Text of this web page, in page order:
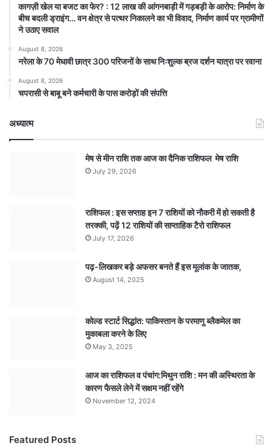
कागज़ी खेल या बजट का फेर? : 12 लाख की आंगनबाड़ी में गड़बड़ी के आरोप: निर्माण के
बीच बदली ड्राइंग… वन क्षेत्र से पत्थर निकालने का भी विवाद, निर्माण कार्य पर ग्रामीणों
ने उठाए सवाल
August 8, 2026
नरेला के 70 मेधावी छात्र 300 परिजनों के साथ निःशुल्क ब्रज दर्शन यात्रा पर रवाना
August 8, 2026
चपरासी से बाबू बने कर्मचारी के पास करोड़ों की संपत्ति
अध्यात्म
मेष से मीन राशि तक आज का दैनिक राशिफल मेष राशि
July 29, 2026
राशिफल : इस सप्ताह इन 7 राशियों को नौकरी में हो सकती है
तरक्की, पढ़ें 12 राशियों की साप्ताहिक टैरो राशिफल
July 17, 2026
पढ़-लिखकर बड़े अफसर बनते हैं इस मूलांक के जातक,
August 14, 2025
कोल्ड स्टार्ट सिद्धांत: पाकिस्तान के परमाणु ब्लैकमेल का
मुकाबला करने के लिए
May 3, 2025
आज का राशिफल व पंचांग:मिथुन राशि : मन की अस्थिरता के
कारण फैसले लेने में सक्षम नहीं रहेंगे
November 12, 2024
Featured Posts